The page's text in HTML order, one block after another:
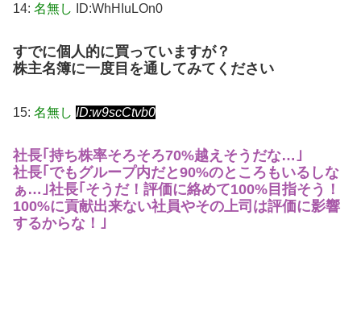
14: 名無し ID:WhHIuLOn0
すでに個人的に買っていますが？
株主名簿に一度目を通してみてください
15: 名無し ID:w9scCtvb0
社長｢持ち株率そろそろ70%越えそうだな…｣
社長｢でもグループ内だと90%のところもいるしな
ぁ…｣社長｢そうだ！評価に絡めて100%目指そう！
100%に貢献出来ない社員やその上司は評価に影響
するからな！｣